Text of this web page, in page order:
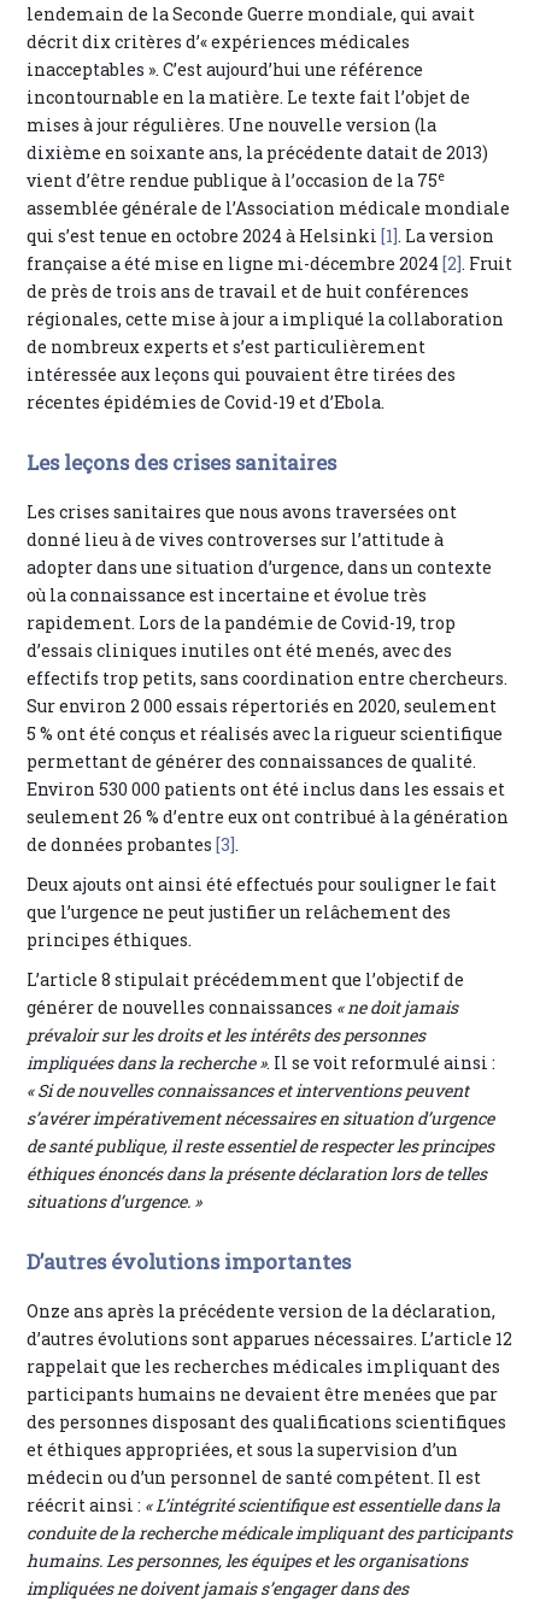
lendemain de la Seconde Guerre mondiale, qui avait
décrit dix critères d’« expériences médicales
inacceptables ». C’est aujourd’hui une référence
incontournable en la matière. Le texte fait l’objet de
mises à jour régulières. Une nouvelle version (la
dixième en soixante ans, la précédente datait de 2013)
vient d’être rendue publique à l’occasion de la 75e
assemblée générale de l’Association médicale mondiale
qui s’est tenue en octobre 2024 à Helsinki[1]. La version
française a été mise en ligne mi-décembre 2024[2]. Fruit
de près de trois ans de travail et de huit conférences
régionales, cette mise à jour a impliqué la collaboration
de nombreux experts et s’est particulièrement
intéressée aux leçons qui pouvaient être tirées des
récentes épidémies de Covid-19 et d’Ebola.
Les leçons des crises sanitaires
Les crises sanitaires que nous avons traversées ont
donné lieu à de vives controverses sur l’attitude à
adopter dans une situation d’urgence, dans un contexte
où la connaissance est incertaine et évolue très
rapidement. Lors de la pandémie de Covid-19, trop
d’essais cliniques inutiles ont été menés, avec des
effectifs trop petits, sans coordination entre chercheurs.
Sur environ 2 000 essais répertoriés en 2020, seulement
5 % ont été conçus et réalisés avec la rigueur scientifique
permettant de générer des connaissances de qualité.
Environ 530 000 patients ont été inclus dans les essais et
seulement 26 % d’entre eux ont contribué à la génération
de données probantes[3].
Deux ajouts ont ainsi été effectués pour souligner le fait
que l’urgence ne peut justifier un relâchement des
principes éthiques.
L’article 8 stipulait précédemment que l’objectif de
générer de nouvelles connaissances « ne doit jamais
prévaloir sur les droits et les intérêts des personnes
impliquées dans la recherche ». Il se voit reformulé ainsi :
« Si de nouvelles connaissances et interventions peuvent
s’avérer impérativement nécessaires en situation d’urgence
de santé publique, il reste essentiel de respecter les principes
éthiques énoncés dans la présente déclaration lors de telles
situations d’urgence. »
D’autres évolutions importantes
Onze ans après la précédente version de la déclaration,
d’autres évolutions sont apparues nécessaires. L’article 12
rappelait que les recherches médicales impliquant des
participants humains ne devaient être menées que par
des personnes disposant des qualifications scientifiques
et éthiques appropriées, et sous la supervision d’un
médecin ou d’un personnel de santé compétent. Il est
réécrit ainsi : « L’intégrité scientifique est essentielle dans la
conduite de la recherche médicale impliquant des participants
humains. Les personnes, les équipes et les organisations
impliquées ne doivent jamais s’engager dans des